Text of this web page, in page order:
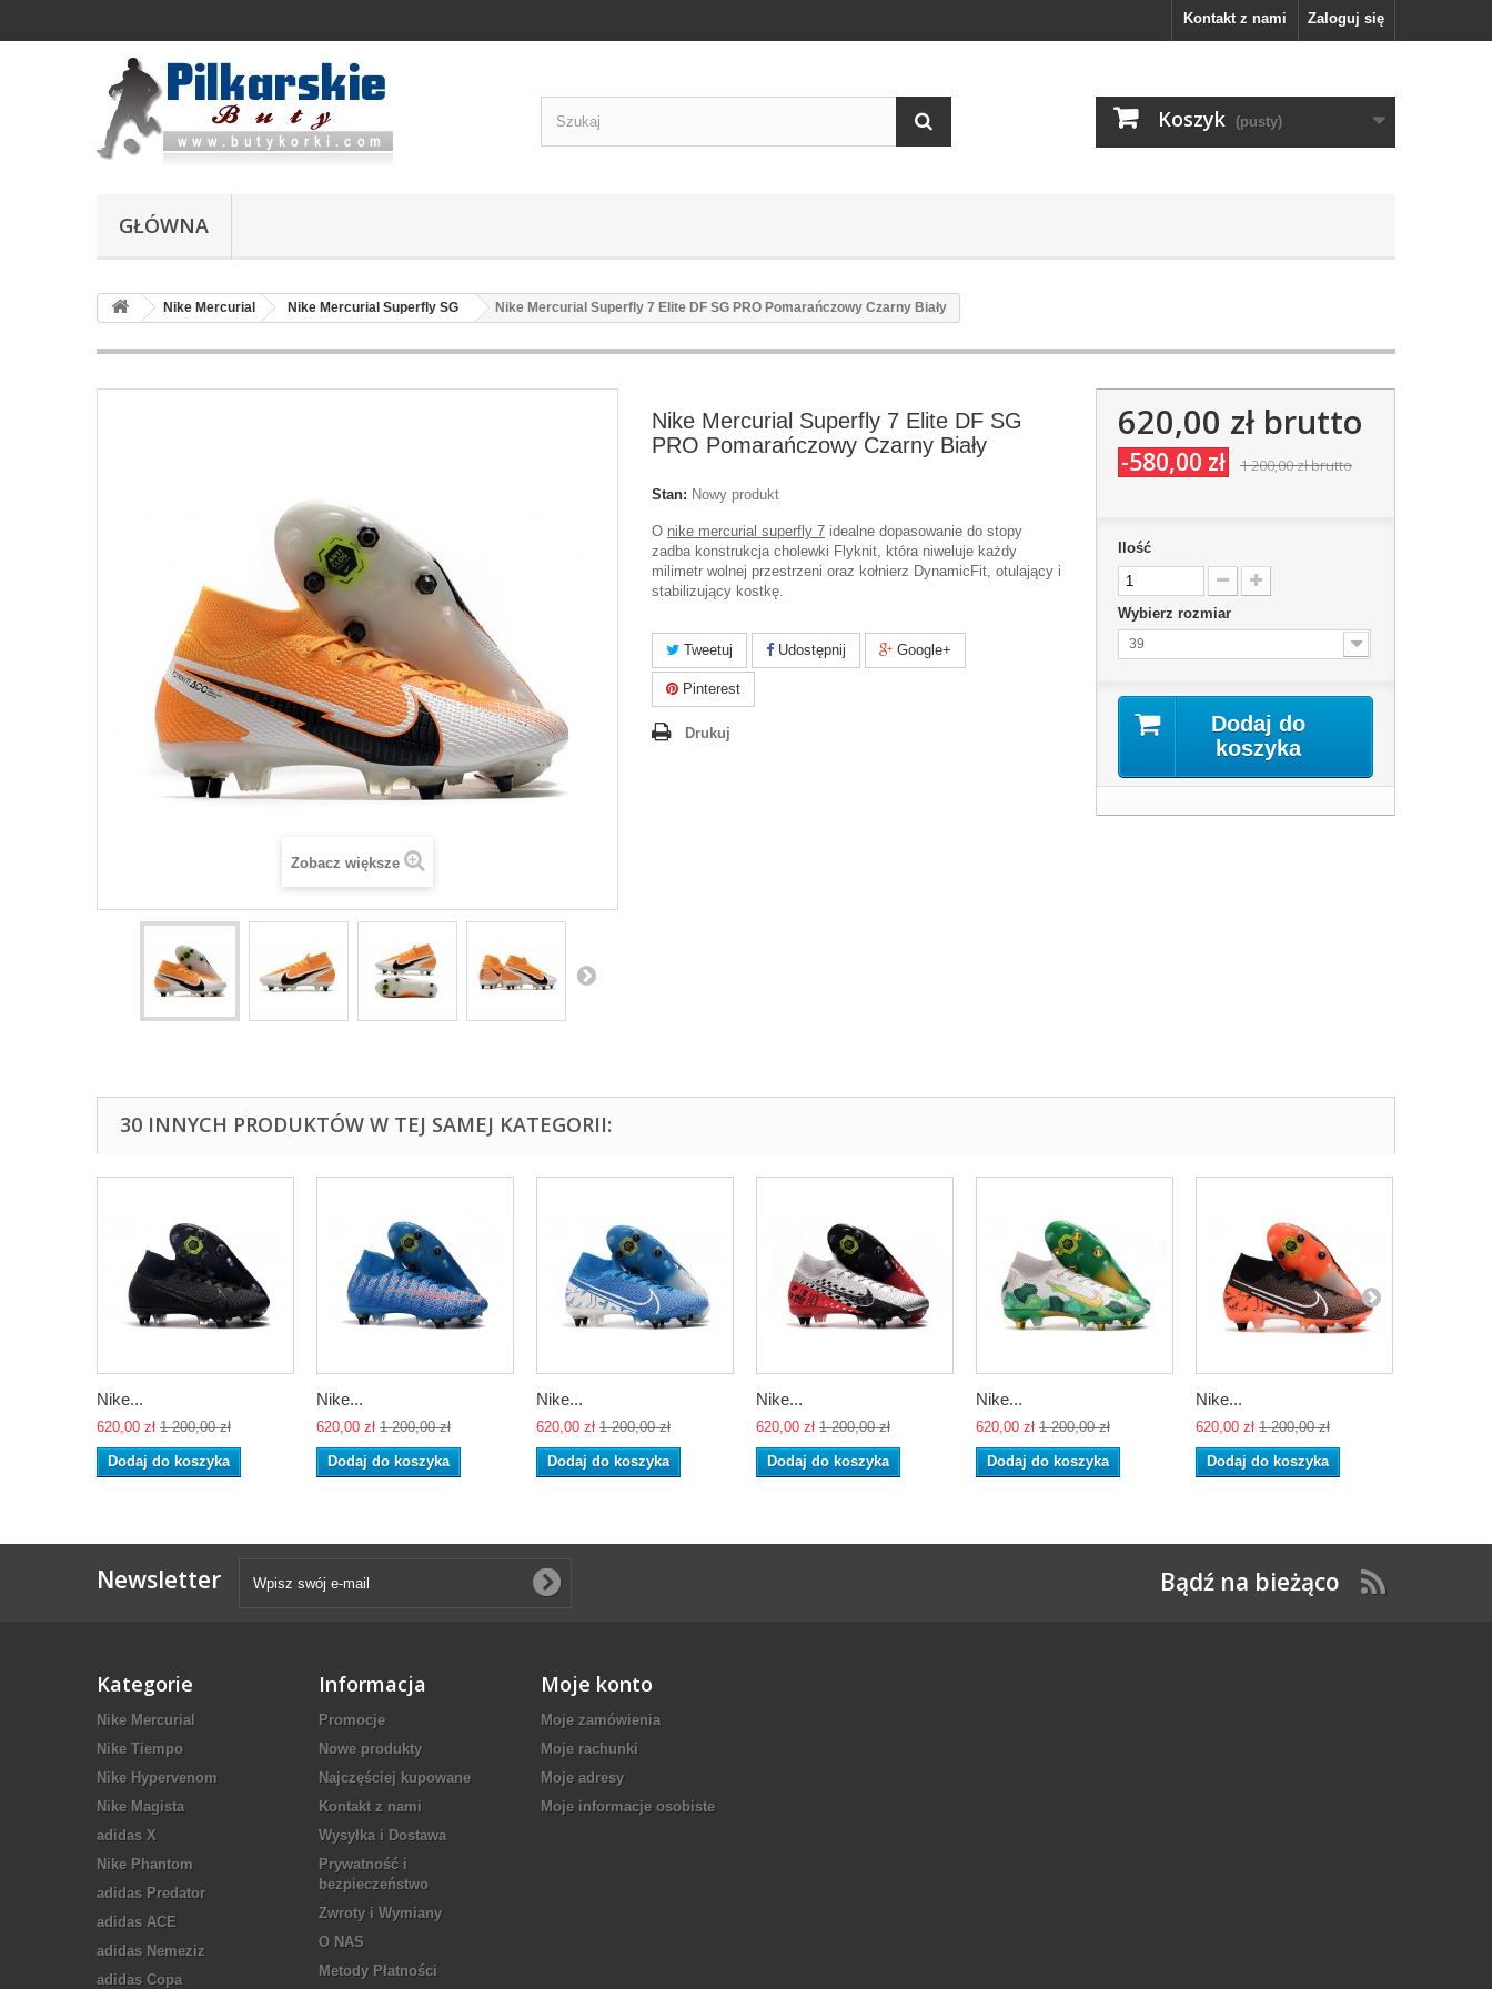
Zaloguj się
Kontakt z nami
Koszyk (pusty)
GŁÓWNA
Nike Mercurial Nike Mercurial Superfly SG Nike Mercurial Superfly 7 Elite DF SG PRO Pomarańczowy Czarny Biały
Zobacz większe
Nike Mercurial Superfly 7 Elite DF SG
PRO Pomarańczowy Czarny Biały
Stan: Nowy produkt
O nike mercurial superfly 7 idealne dopasowanie do stopy
zadba konstrukcja cholewki Flyknit, która niweluje każdy
milimetr wolnej przestrzeni oraz kołnierz DynamicFit, otulający i
stabilizujący kostkę.
Tweetuj Udostępnij Google+
Pinterest
Drukuj
620,00 złbrutto
-580,00 zł 1 200,00 złbrutto
Ilość
Wybierz rozmiar
39
Dodaj do
koszyka
30 INNYCH PRODUKTÓW W TEJ SAMEJ KATEGORII:
Nike...
620,00 zł 1 200,00 zł
Dodaj do koszyka
Nike...
620,00 zł 1 200,00 zł
Dodaj do koszyka
Nike...
620,00 zł 1 200,00 zł
Dodaj do koszyka
Nike...
620,00 zł 1 200,00 zł
Dodaj do koszyka
Nike...
620,00 zł 1 200,00 zł
Dodaj do koszyka
Nike...
620,00 zł 1 200,00 zł
Dodaj do koszyka
Newsletter Bądź na bieżąco
Kategorie
Nike Mercurial
Nike Tiempo
Nike Hypervenom
Nike Magista
adidas X
Nike Phantom
adidas Predator
adidas ACE
adidas Nemeziz
adidas Copa
Informacja
Promocje
Nowe produkty
Najczęściej kupowane
Kontakt z nami
Wysyłka i Dostawa
Prywatność i
bezpieczeństwo
Zwroty i Wymiany
O NAS
Metody Płatności
Moje konto
Moje zamówienia
Moje rachunki
Moje adresy
Moje informacje osobiste